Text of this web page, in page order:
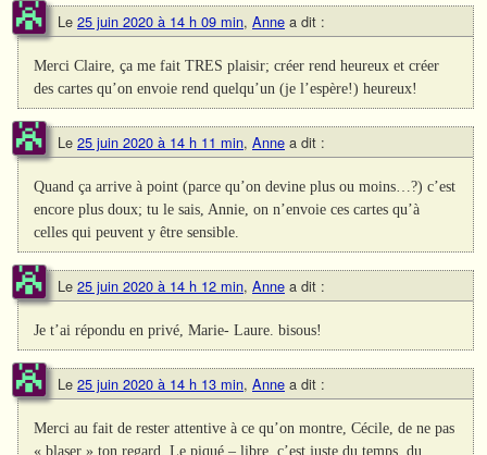
Le 25 juin 2020 à 14 h 09 min, Anne a dit :
Merci Claire, ça me fait TRES plaisir; créer rend heureux et créer
des cartes qu’on envoie rend quelqu’un (je l’espère!) heureux!
Le 25 juin 2020 à 14 h 11 min, Anne a dit :
Quand ça arrive à point (parce qu’on devine plus ou moins…?) c’est
encore plus doux; tu le sais, Annie, on n’envoie ces cartes qu’à
celles qui peuvent y être sensible.
Le 25 juin 2020 à 14 h 12 min, Anne a dit :
Je t’ai répondu en privé, Marie- Laure. bisous!
Le 25 juin 2020 à 14 h 13 min, Anne a dit :
Merci au fait de rester attentive à ce qu’on montre, Cécile, de ne pas
« blaser » ton regard. Le piqué – libre, c’est juste du temps, du